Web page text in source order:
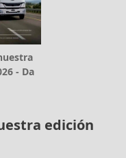
- Da
edición